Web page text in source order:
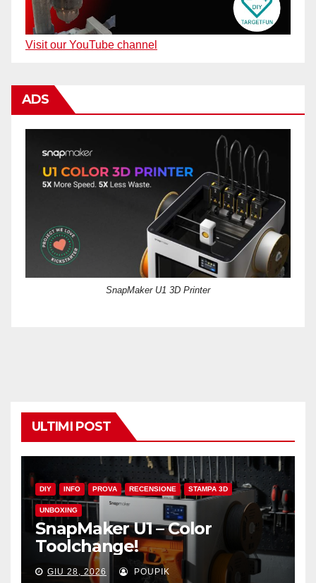
Visit our YouTube channel
ADS
SnapMaker U1 3D Printer
ULTIMI POST
DIY INFO PROVA RECENSIONE STAMPA 3D
UNBOXING
SnapMaker U1 – Color
Toolchange!
GIU 28, 2026 POUPIK